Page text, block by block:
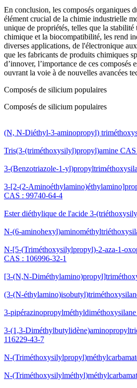
En conclusion, les composés organiques
élément crucial de la chimie industrielle
unique de propriétés, telles que la stabilité
chimique et la biocompatibilité, les rend
diverses applications, de l'électronique
que les fabricants de produits chimiques
d’innover, l’importance de ces composés
ouvrant la voie à de nouvelles avancées
Composés de silicium populaires
Composés de silicium populaires
(N, N-Diéthyl-3-aminopropyl)
Tris(3-(triméthoxysilyl)propyl)amine
3-(Benzotriazole-1-
3-[2-(2-
CAS : 99740-64-4
Ester diéthylique de l'acide 3-
N-(6-
N-[5-(Triméthoxysilylpropyl)-2-aza-1-
CAS : 106996-32-1
[3-(N,N-
(3-(N-
3-
3-(1,3-
116229-43-7
N-
N-